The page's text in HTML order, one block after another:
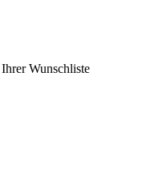
Wunschliste